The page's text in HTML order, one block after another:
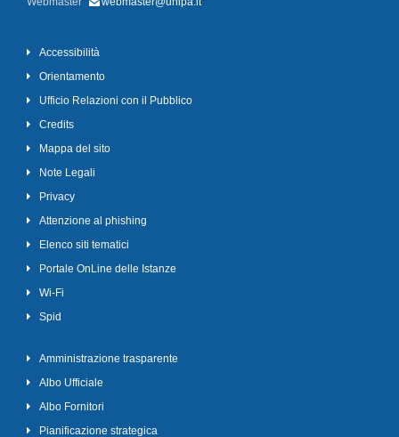
Accessibilità
Orientamento
Ufficio Relazioni con il Pubblico
Credits
Mappa del sito
Note Legali
Privacy
Attenzione al phishing
Elenco siti tematici
Portale OnLine delle Istanze
Wi-Fi
Spid
Amministrazione trasparente
Albo Ufficiale
Albo Fornitori
Pianificazione strategica